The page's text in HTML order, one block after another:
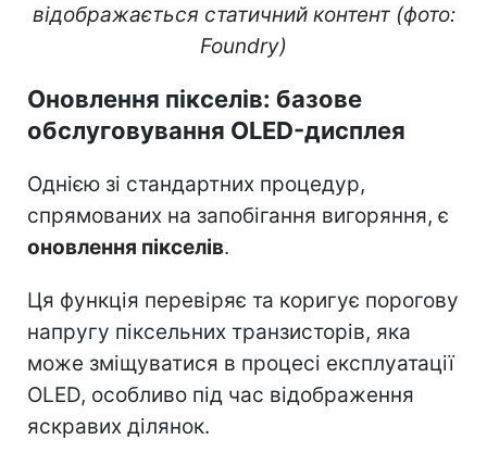
відображається статичний контент (фото:
Foundry)
Оновлення пікселів: базове
обслуговування OLED-дисплея
Однією зі стандартних процедур,
спрямованих на запобігання вигоряння, є
оновлення пікселів.
Ця функція перевіряє та коригує порогову
напругу піксельних транзисторів, яка
може зміщуватися в процесі експлуатації
OLED, особливо під час відображення
яскравих ділянок.